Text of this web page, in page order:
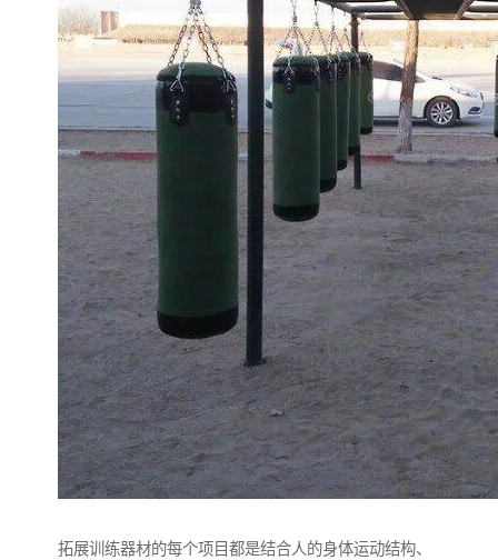
拓展训练器材的每个项目都是结合人的身体运动结构、